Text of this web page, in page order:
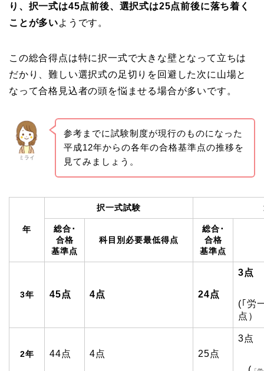
り、択一式は45点前後、選択式は25点前後に落ち着く
ことが多いようです。
この総合得点は特に択一式で大きな壁となって立ちは
だかり、難しい選択式の足切りを回避した次に山場と
なって合格見込者の頭を悩ませる場合が多いです。
ミライ
参考までに試験制度が現行のものになった
平成12年からの各年の合格基準点の推移を
見てみましょう。
年
択一式試験
総合･
合格
基準点
科目別必要最低得点
総合･
合格
基準点
3年 45点 4点 24点
3点
(｢労
点）
2年 44点 4点 25点
3点